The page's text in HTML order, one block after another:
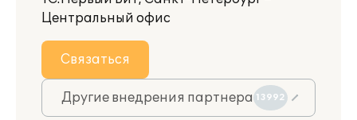
Центральный офис
Связаться
Другие внедрения партнера 13992